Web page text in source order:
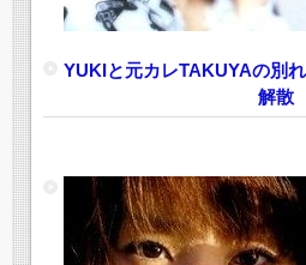
YUKIと元カレTAKUYAの別
解散